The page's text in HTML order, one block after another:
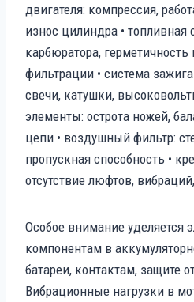
двигателя: компрессия,
износ цилиндра • топливная
карбюратора,
фильтрации • система
свечи, катушки,
элементы: острота ножей,
цепи • воздушный фильтр:
пропускная способность •
отсутствие люфтов,
Особое внимание уделяется
компонентам в
батареи, контактам, защите
Вибрационные нагрузки в